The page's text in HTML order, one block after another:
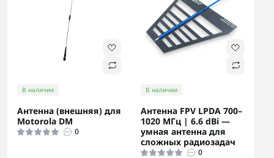
В наличии
Антенна (внешняя) для
Motorola DM
0
В наличии
Антенна FPV LPDA 700–
1020 МГц | 6.6 dBi —
умная антенна для
сложных радиозадач
0